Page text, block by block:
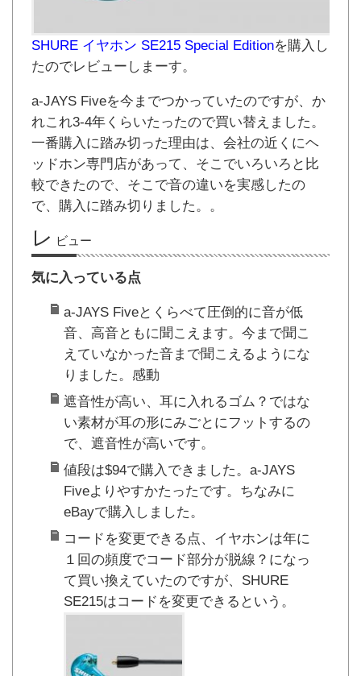
SHURE イヤホン SE215 Special Editionを購入し
たのでレビューしまーす。
a-JAYS Fiveを今までつかっていたのですが、か
れこれ3-4年くらいたったので買い替えました。
一番購入に踏み切った理由は、会社の近くにヘ
ッドホン専門店があって、そこでいろいろと比
較できたので、そこで音の違いを実感したの
で、購入に踏み切りました。。
レ ビュー
気に入っている点
a-JAYS Fiveとくらべて圧倒的に音が低
音、高音ともに聞こえます。今まで聞こ
えていなかった音まで聞こえるようにな
りました。感動
遮音性が高い、耳に入れるゴム？ではな
い素材が耳の形にみごとにフットするの
で、遮音性が高いです。
値段は$94で購入できました。a-JAYS
Fiveよりやすかたったです。ちなみに
eBayで購入しました。
コードを変更できる点、イヤホンは年に
１回の頻度でコード部分が脱線？になっ
て買い換えていたのですが、SHURE
SE215はコードを変更できるという。